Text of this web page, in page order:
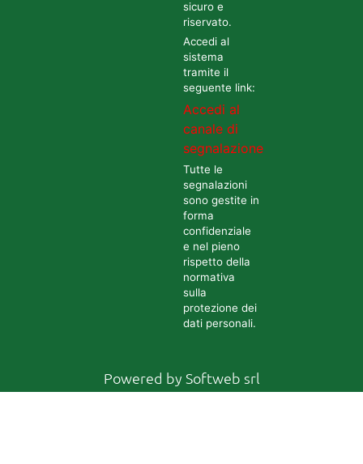
sicuro e
riservato.
Accedi al
sistema
tramite il
seguente link:
Accedi al
canale di
segnalazione
Tutte le
segnalazioni
sono gestite in
forma
confidenziale
e nel pieno
rispetto della
normativa
sulla
protezione dei
dati personali.
Powered by Softweb srl